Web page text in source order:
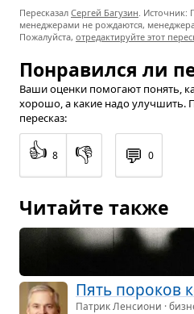
Пересказал Сергей Багузин . Источник:
менеджерами не рождаются,
Пожалуйста, отредактируйте этот
Понравился ли
Ваши оценки помогают понять,
хорошо, а какие надо улучшить.
пересказ:
👍 8 👎 💬 0
Читайте также
Пять поро­ков
Патрик Ленсиони ·